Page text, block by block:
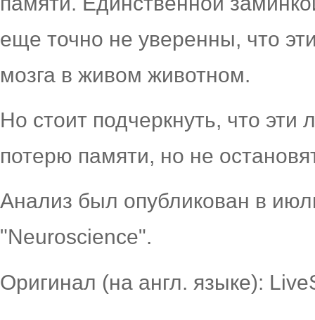
еще точно не уверенны, что
мозга в живом животном.
Но стоит подчеркнуть, что эти
потерю памяти, но не
Анализ был опубликован в
"Neuroscience".
Оригинал (на англ. языке):